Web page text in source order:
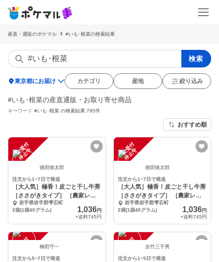
産直・通販のポケマル #いも･根菜の検索結果
検索
location_on東京都にお届け カテゴリ 産地 絞り込み
#いも･根菜の産直通販・お取り寄せ商品
キーワード #いも･根菜 の検索結果:795件
おすすめ順
注
文
受
付
停
止
中
徳田慎太郎
注文から1~7日で発送
［大人気］極香！皮ごと干し牛蒡
［ささがきタイプ］ ［農家レシ
ピ付き！］
岩手県岩手郡雫石町
2袋(1袋40グラム)
1,036円
+送料745円
注
文
受
付
停
止
中
徳田慎太郎
注文から1~7日で発送
［大人気］極香！皮ごと干し牛蒡
［ささがきタイプ］ ［農家レシ
ピ付き！］
岩手県岩手郡雫石町
2袋(1袋40グラム)
1,036円
+送料745円
注
文
受
付
停
止 柳田守一
注文から5~7日で発送
注
文
受
付
停
止 吉竹三千男
注文から1~5日で発送